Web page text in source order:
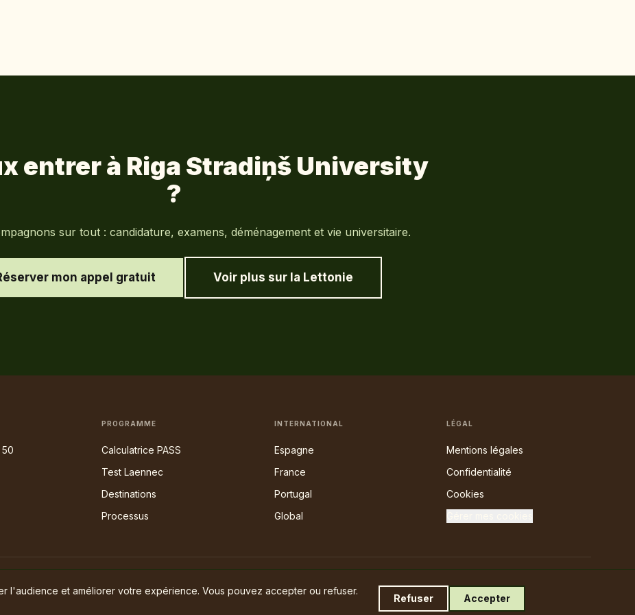
entrer à Riga Stradiņš University
?
sur tout : candidature, examens, déménagement et vie universitaire.
mon appel gratuit Voir plus sur la Lettonie
PROGRAMME
Calculatrice PASS
Test Laennec
Destinations
Processus
INTERNATIONAL
Espagne
France
Portugal
Global
LÉGAL
Mentions légales
Confidentialité
Cookies
S.L. Test Laennec gratuit →
l'audience et améliorer votre expérience. Vous pouvez accepter ou refuser.
Refuser Accepter